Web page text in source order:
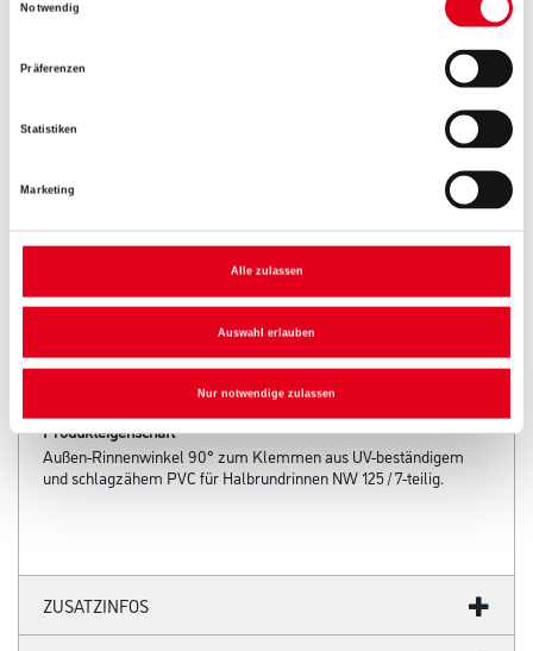
Notwendig
Präferenzen
Statistiken
Marketing
Alle zulassen
Auswahl erlauben
Nur notwendige zulassen
PRODUKTEIGENSCHAFTEN
Produkteigenschaft
Außen-Rinnenwinkel 90° zum Klemmen aus UV-beständigem
und schlagzähem PVC für Halbrundrinnen NW 125 / 7-teilig.
ZUSATZINFOS